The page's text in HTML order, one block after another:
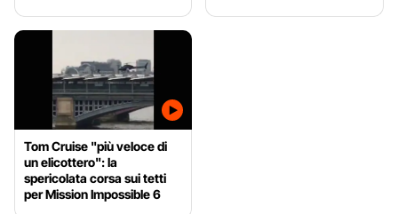
Tom Cruise "più veloce di
un elicottero": la
spericolata corsa sui tetti
per Mission Impossible 6